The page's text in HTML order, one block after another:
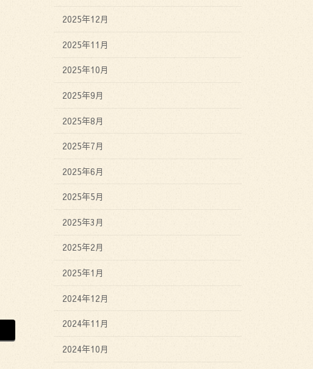
2025年12月
2025年11月
2025年10月
2025年9月
2025年8月
2025年7月
2025年6月
2025年5月
2025年3月
2025年2月
2025年1月
2024年12月
2024年11月
2024年10月